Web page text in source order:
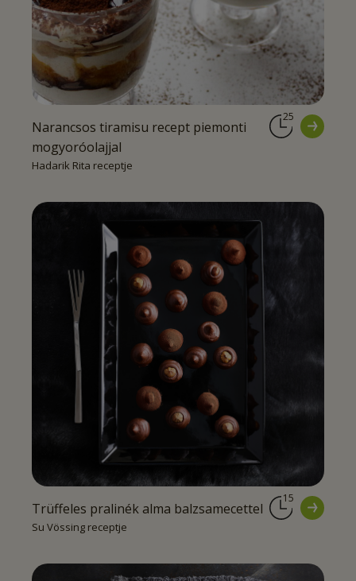
Narancsos tiramisu recept piemonti
mogyoróolajjal
Hadarik Rita receptje
25
Trüffeles pralinék alma balzsamecettel
Su Vössing receptje
15